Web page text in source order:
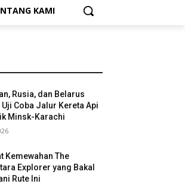
KAMI
Rusia, dan Belarus
Uji Coba Jalur Kereta Api
Minsk-Karachi
Kemewahan The
Explorer yang Bakal
Rute Ini